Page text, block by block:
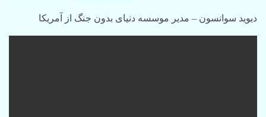
دیوید سوانسون – مدیر موسسه دنیای بدون جنگ از آمریکا